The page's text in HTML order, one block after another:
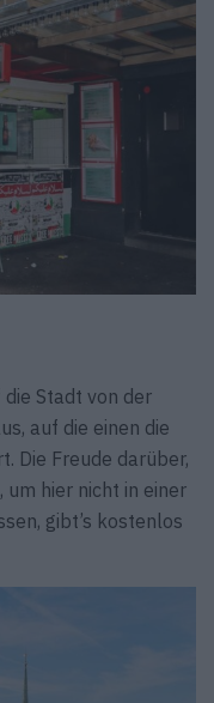
Stadt von der
auf die einen die
Die Freude darüber,
um hier nicht in einer
gibt’s kostenlos